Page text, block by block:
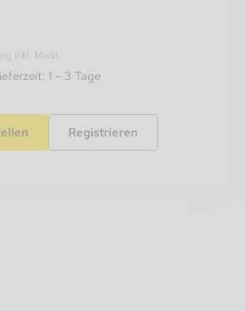
inkl. Mwst.
1 - 3 Tage
Registrieren